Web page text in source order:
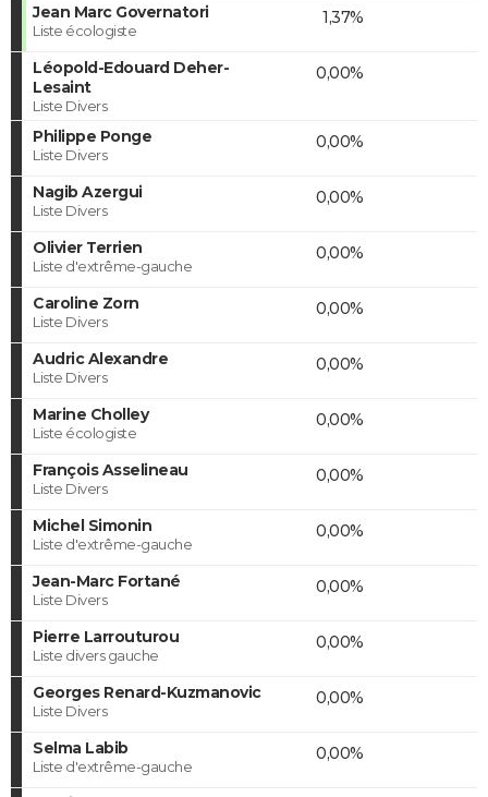
Jean Marc Governatori
Liste écologiste
1,37%
Léopold-Edouard Deher-
Lesaint
Liste Divers
0,00%
Philippe Ponge
Liste Divers
0,00%
Nagib Azergui
Liste Divers
0,00%
Olivier Terrien
Liste d'extrême-gauche
0,00%
Caroline Zorn
Liste Divers
0,00%
Audric Alexandre
Liste Divers
0,00%
Marine Cholley
Liste écologiste
0,00%
François Asselineau
Liste Divers
0,00%
Michel Simonin
Liste d'extrême-gauche
0,00%
Jean-Marc Fortané
Liste Divers
0,00%
Pierre Larrouturou
Liste divers gauche
0,00%
Georges Renard-Kuzmanovic
Liste Divers
0,00%
Selma Labib
Liste d'extrême-gauche
0,00%